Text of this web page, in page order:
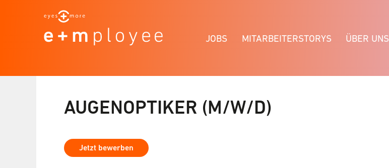
JOBS MITARBEITERSTORYS ÜBER UNS
AUGENOPTIKER (M/W/D)
Jetzt bewerben